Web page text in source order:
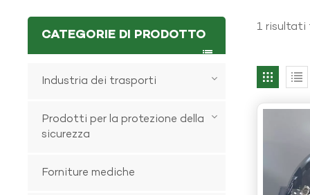
1 risultati
CATEGORIE DI PRODOTTO
Industria dei trasporti
Prodotti per la protezione della
sicurezza
Forniture mediche